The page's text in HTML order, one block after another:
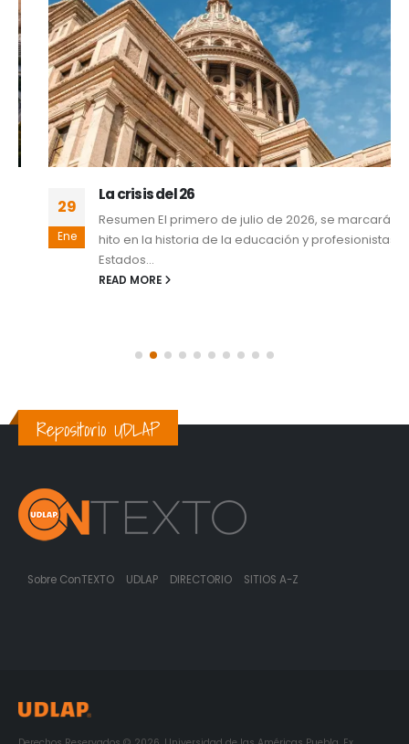
La crisis del 26
Resumen El primero de julio de 2026, se marcará un
hito en la historia de la educación y profesionistas en
Estados...
READ MORE
Repositorio UDLAP
Sobre ConTEXTO UDLAP DIRECTORIO SITIOS A-Z